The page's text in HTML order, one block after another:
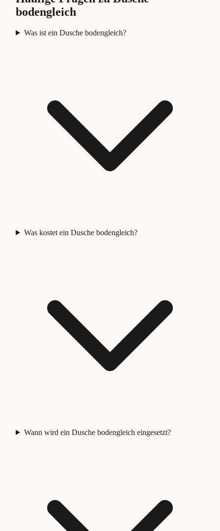
bodengleich
Was ist ein Dusche bodengleich?
Was kostet ein Dusche bodengleich?
Wann wird ein Dusche bodengleich eingesetzt?